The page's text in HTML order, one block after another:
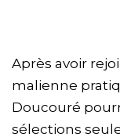
Après avoir
malienne
Doucouré
sélections